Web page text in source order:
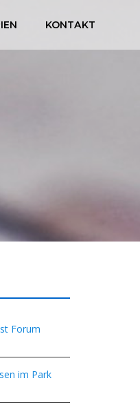
KONTAKT
Forum
im Park